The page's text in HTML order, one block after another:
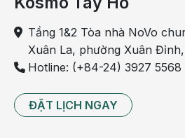
Nếu có bất cứ thắc mắc nào
vui lòng truy cập website của
Ngọc tại địa chỉ: http://
Tầng 1&2 Tòa nhà NoVo
Xuân La, phường Xuân
Hotline: (+84-24) 3927 5568
ĐẶT LỊCH NGAY